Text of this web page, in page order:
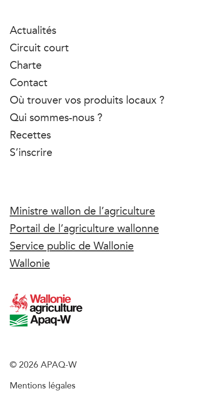
Actualités
Circuit court
Charte
Contact
Où trouver vos produits locaux ?
Qui sommes-nous ?
Recettes
S’inscrire
Ministre wallon de l’agriculture
Portail de l’agriculture wallonne
Service public de Wallonie
Wallonie
© 2026 APAQ-W
Mentions légales